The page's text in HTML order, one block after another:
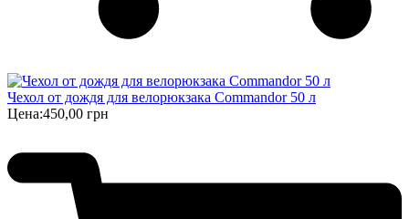
Чехол от дождя для велорюкзака Commandor 50 л
Цена:450,00 грн